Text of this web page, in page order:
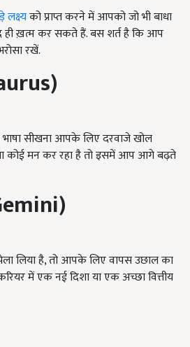
लक्ष्यको प्राप्त करने में आपको जो भी बाधा
ख़त्म कर सकते हैं. बस शर्त है कि आप
रखें.
भाषा सीखना आपके लिए दरवाजे खोल
कोई मन कर रहा है तो इसमें आप आगे बढ़ते
लिया है, तो आपके लिए वापस उछाल का
में एक नई दिशा या एक अच्छा वित्तीय